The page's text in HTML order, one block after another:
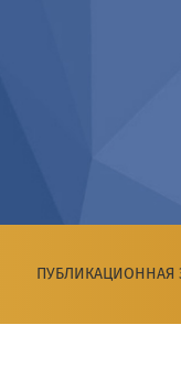
ПУБЛИКАЦИОННАЯ